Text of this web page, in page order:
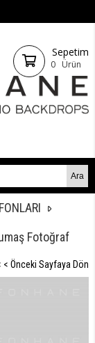
Sepetim
0 Ürün
Fotoğraf
< Önceki Sayfaya Dön